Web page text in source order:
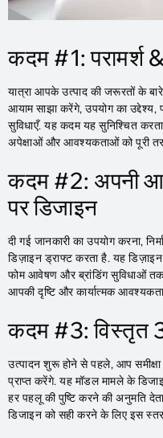
कदम #1: परामर्श
यात्रा आपके उत्पाद की जरूरतों के
आयाम साझा करेंगे, उपयोग का उद्देश्य,
सुविधाएँ. यह कदम यह सुनिश्चित
अपेक्षाओं और आवश्यकताओं को पूरी
कदम #2: अपनी
पर डिजाइन
दी गई जानकारी का उपयोग करना,
डिज़ाइन ड्राफ्ट करता है. यह
फोम आवेषण और ब्रांडिंग सुविधाओं
आपकी दृष्टि और कार्यात्मक
कदम #3: विस्तृत 3
उत्पादन शुरू होने से पहले, आप
प्राप्त करेंगे. यह मॉडल मामले के
हर पहलू की पुष्टि करने की अनुमति
डिजाइन को सही करने के लिए इस